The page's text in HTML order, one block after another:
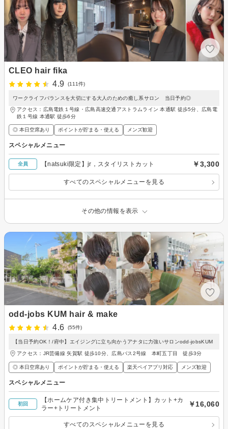
CLEO hair fika
4.9
(111件)
ワークライフバランスを大切にする大人のための癒し系サロン 当日予約◎
アクセス：広島電鉄１号線・広島高速交通アストラムライン 本通駅 徒歩5分、広島電
鉄１号線 本通駅 徒歩6分
◎ 本日空席あり ポイントが貯まる・使える メンズ歓迎
スペシャルメニュー
全員 【natsuki限定】jr，スタイリストカット ￥3,300
すべてのスペシャルメニューを見る
その他の情報を表示
odd-jobs KUM hair & make
4.6
(55件)
【当日予約OK！/府中】エイジングに立ち向かうアナタに力強いサロンodd-jobsKUM
アクセス：JR芸備線 矢賀駅 徒歩10分、広島バス2号線 本町五丁目 徒歩3分
◎ 本日空席あり ポイントが貯まる・使える 楽天ペイアプリ対応 メンズ歓迎
スペシャルメニュー
初回
【ホームケア付き集中トリートメント】カット+カ
ラー+トリートメント
￥16,060
すべてのスペシャルメニューを見る